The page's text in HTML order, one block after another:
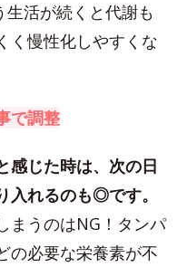
活が続くと代謝も
く慢性化しやすくな
で調整
感じた時は、次の日
入れるのも◎です。
まうのはNG！タンパ
の必要な栄養素が不